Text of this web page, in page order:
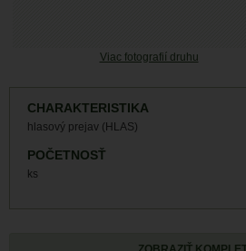
Viac fotografií druhu
CHARAKTERISTIKA
hlasový prejav (HLAS)
POČETNOSŤ
ks